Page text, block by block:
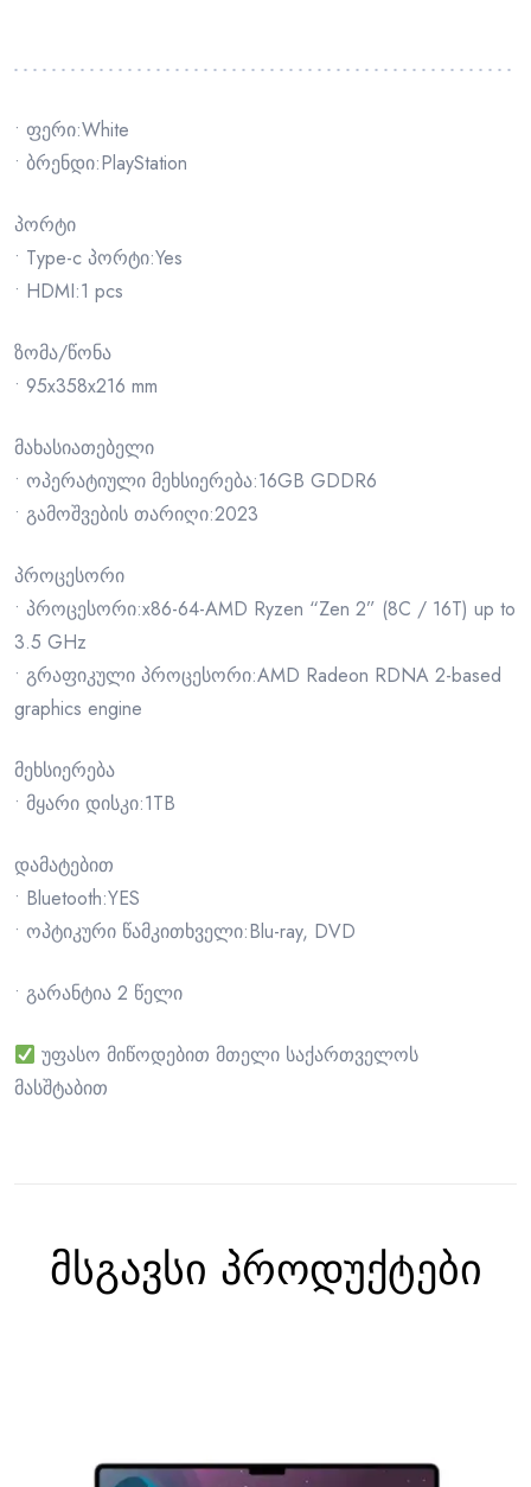
• ფერი:White
• ბრენდი:PlayStation
პორტი
• Type-c პორტი:Yes
• HDMI:1 pcs
ზომა/წონა
• 95x358x216 mm
მახასიათებელი
• ოპერატიული მეხსიერება:16GB GDDR6
• გამოშვების თარიღი:2023
პროცესორი
• პროცესორი:x86-64-AMD Ryzen “Zen 2” (8C / 16T) up to
3.5 GHz
• გრაფიკული პროცესორი:AMD Radeon RDNA 2-based
graphics engine
მეხსიერება
• მყარი დისკი:1TB
დამატებით
• Bluetooth:YES
• ოპტიკური წამკითხველი:Blu-ray, DVD
• გარანტია 2 წელი
უფასო მიწოდებით მთელი საქართველოს
მასშტაბით
მსგავსი პროდუქტები